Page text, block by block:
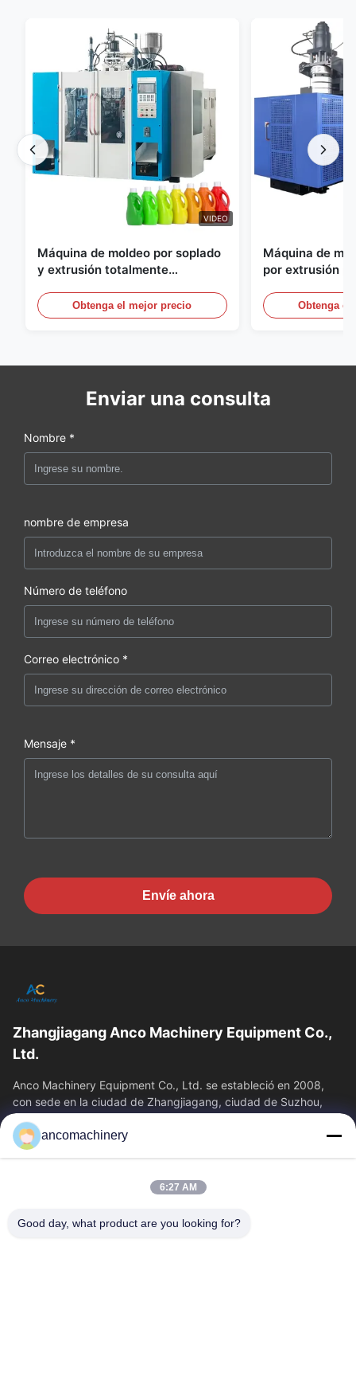
VIDEO
Máquina de moldeo por soplado
y extrusión totalmente
HDPE, máquina de moldeo por
soplado de PE
Obtenga el mejor precio
Máquina de
por extrusión
automático a
60L
Obtenga el
Enviar una consulta
Nombre *
nombre de empresa
Número de teléfono
Correo electrónico *
Mensaje *
Envíe ahora
Zhangjiagang Anco Machinery Equipment Co.,
Ltd.
Anco Machinery Equipment Co., Ltd. se estableció en 2008,
con sede en la ciudad de Zhangjiagang, ciudad de Suzhou,
provincia de Jiangsu. Es una...
Enlaces Rápidos
Sobre Nosotros
Visita A La Fábrica
Control De Calidad
ancomachinery
6:27 AM
Good day, what product are you looking for?